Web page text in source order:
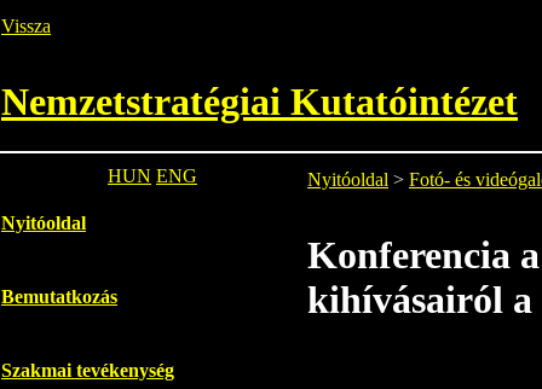
Vissza
Nemzetstratégiai Kutatóintézet
HUN ENG
Nyitóoldal
Bemutatkozás
Szakmai tevékenység
Nyitóoldal > Fotó- és
Konferencia
kihívásairól a